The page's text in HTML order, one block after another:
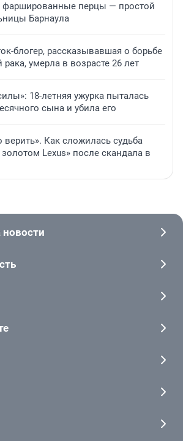
фаршированные перцы — простой
Барнаула
блогер, рассказывавшая о борьбе
умерла в возрасте 26 лет
18-летняя ужурка пыталась
сына и убила его
верить». Как сложилась судьба
Lexus» после скандала в
новости